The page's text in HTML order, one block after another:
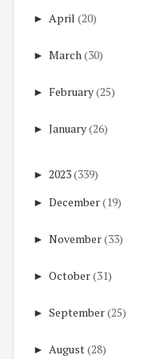
► April (20)
► March(30)
► February(25)
► January(26)
► 2023(339)
► December(19)
► November(33)
► October(31)
► September(25)
► August(28)